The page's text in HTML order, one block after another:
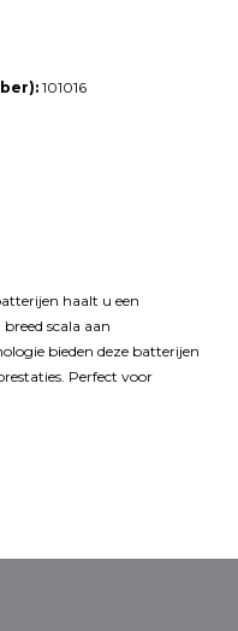
101016
haalt u een
scala aan
bieden deze batterijen
Perfect voor